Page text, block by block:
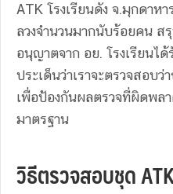
ATK โรงเรียนดัง จ.มุกดาห
ลวงจำนวนมากนับร้อยคน
อนุญาตจาก อย. โรงเรียนไ
ประเด็นว่าเราจะตรวจสอบ
เพื่อป้องกันผลตรวจที่ผิดพล
มาตรฐาน
วิธีตรวจสอบชุด